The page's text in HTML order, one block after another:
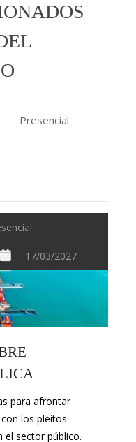
Presencial
17/03/2027
para afrontar
los pleitos
el sector público.